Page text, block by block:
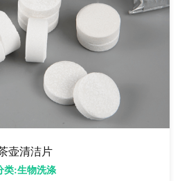
壶清洁片
类:生物洗涤